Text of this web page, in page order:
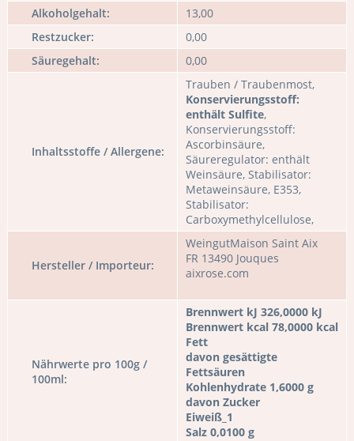
Alkoholgehalt:
13,00
Restzucker:
0,00
Säuregehalt:
0,00
Inhaltsstoffe / Allergene:
Trauben / Traubenmost,
Konservierungsstoff:
enthält Sulfite,
Konservierungsstoff:
Ascorbinsäure,
Säureregulator: enthält
Weinsäure, Stabilisator:
Metaweinsäure, E353,
Stabilisator:
Carboxymethylcellulose,
Hersteller / Importeur:
WeingutMaison Saint Aix
FR 13490 Jouques
aixrose.com
Nährwerte pro 100g /
100ml:
Brennwert kJ 326,0000 kJ
Brennwert kcal 78,0000 kcal
Fett
davon gesättigte
Fettsäuren
Kohlenhydrate 1,6000 g
davon Zucker
Eiweiß_1
Salz 0,0100 g